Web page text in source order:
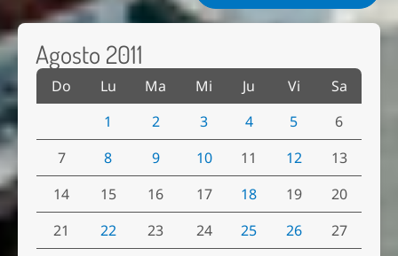
Agosto 2011
Do Lu Ma Mi Ju Vi
Sa
1
2 3 4 5
6
7
8 9 10 11 12
13
14
15 16 17 18 19
20
21
22 23 24 25 26
27